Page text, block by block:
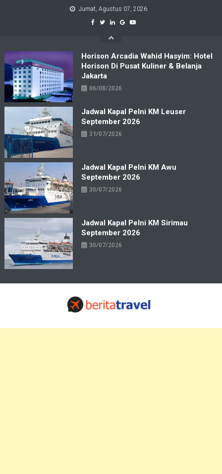
Jumat, Agustus 07, 2026
Horison Arcadia Wahid Hasyim: Hotel
Horison Di Pusat Kuliner & Belanja
Jakarta
06/08/2026
Jadwal Kapal Pelni KM Leuser
September 2026
31/07/2026
Jadwal Kapal Pelni KM Awu
September 2026
30/07/2026
Jadwal Kapal Pelni KM Sirimau
September 2026
30/07/2026
Travelbiz